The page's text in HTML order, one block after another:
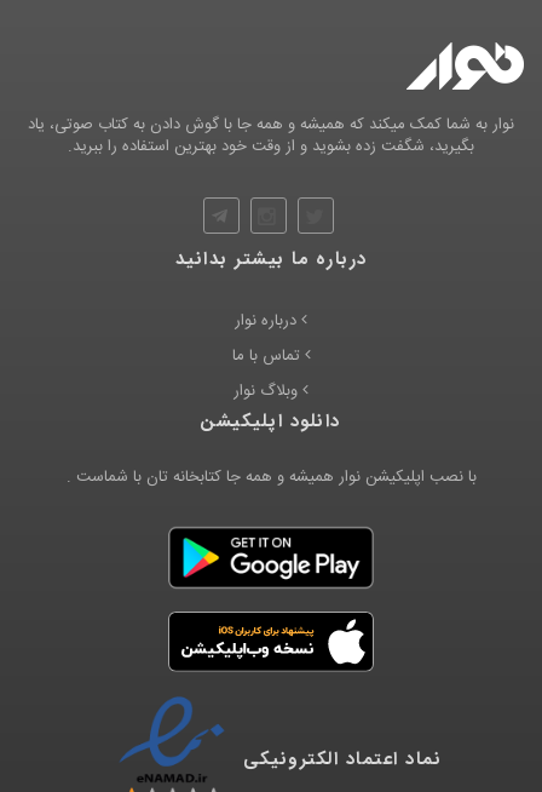
نوار به شما کمک میکند که همیشه و همه جا با گوش دادن به کتاب صوتی، یاد
بگیرید، شگفت زده بشوید و از وقت خود بهترین استفاده را ببرید.
درباره ما بیشتر بدانید
درباره نوار
تماس با ما
وبلاگ نوار
دانلود اپلیکیشن
با نصب اپلیکیشن نوار همیشه و همه جا کتابخانه تان با شماست .
نماد اعتماد الکترونیکی